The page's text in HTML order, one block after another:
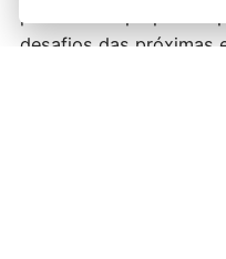
plenamente preparada
desafios das próximas